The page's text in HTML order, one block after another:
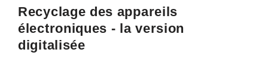
Recyclage des appareils
électroniques - la version
digitalisée